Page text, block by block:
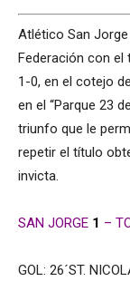
Atlético San
Federación con
1-0, en el cotejo
en el “Parque 23
triunfo que le
repetir el título
invicta.
SAN JORGE 1 –
GOL: 26´ST.